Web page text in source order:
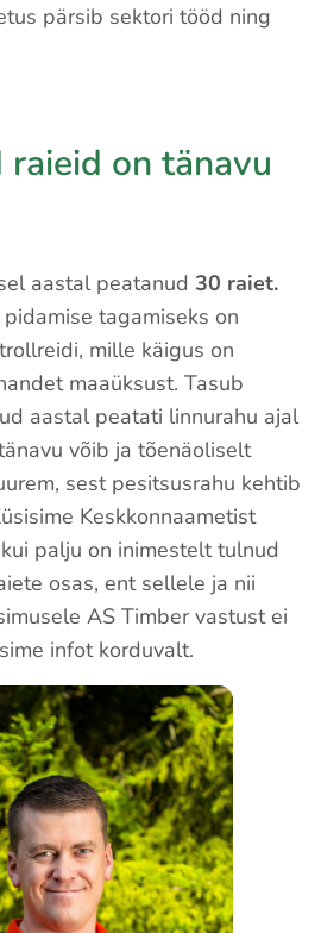
pärsib sektori tööd ning
on tänavu
aastal peatanud 30 raiet.
tagamiseks on
mille käigus on
maaüksust. Tasub
aastal peatati linnurahu ajal
võib ja tõenäoliselt
sest pesitsusrahu kehtib
Keskkonnaametist
palju on inimestelt tulnud
osas, ent sellele ja nii
AS Timber vastust ei
infot korduvalt.